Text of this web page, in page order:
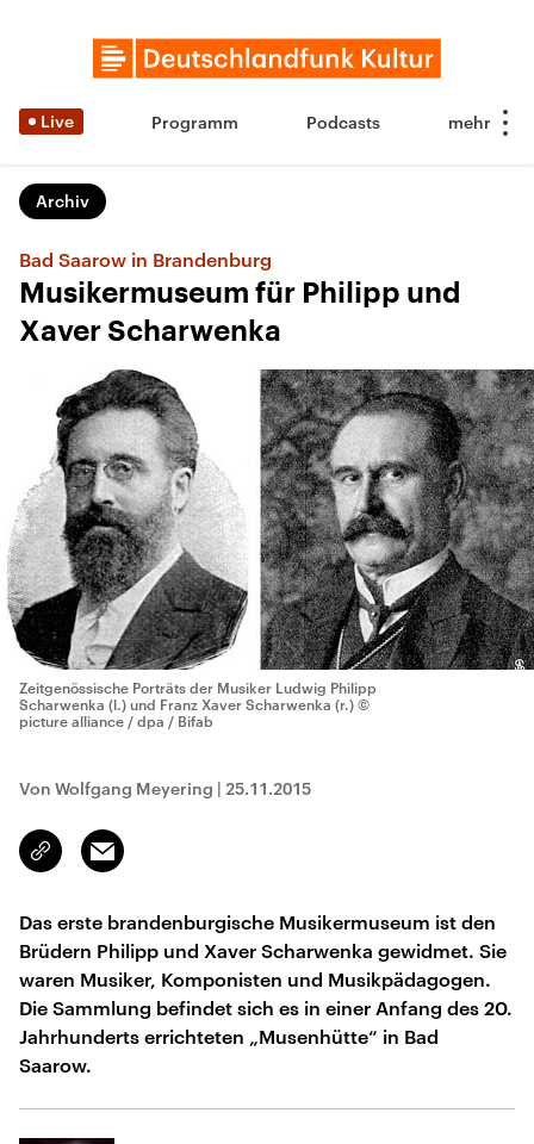
Live Programm Podcasts
Archiv
Bad Saarow in Brandenburg
Musikermuseum für Philipp und
Xaver Scharwenka
Zeitgenössische Porträts der Musiker Ludwig Philipp
Scharwenka (l.) und Franz Xaver Scharwenka (r.) ©
picture alliance / dpa / Bifab
Von Wolfgang Meyering | 25.11.2015
Link
kopieren/teilen
Email
Das erste brandenburgische Musikermuseum ist den
Brüdern Philipp und Xaver Scharwenka gewidmet. Sie
waren Musiker, Komponisten und Musikpädagogen.
Die Sammlung befindet sich es in einer Anfang des 20.
Jahrhunderts errichteten „Musenhütte“ in Bad
Saarow.